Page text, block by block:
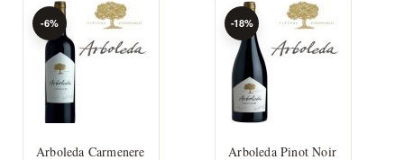
Arboleda Carmenere
-6%
Arboleda Pinot Noir
-18%